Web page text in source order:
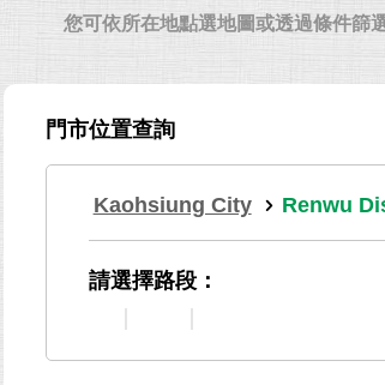
您可依所在地點選地圖或透過條件篩
門市位置查詢
Kaohsiung City Renwu
請選擇路段：